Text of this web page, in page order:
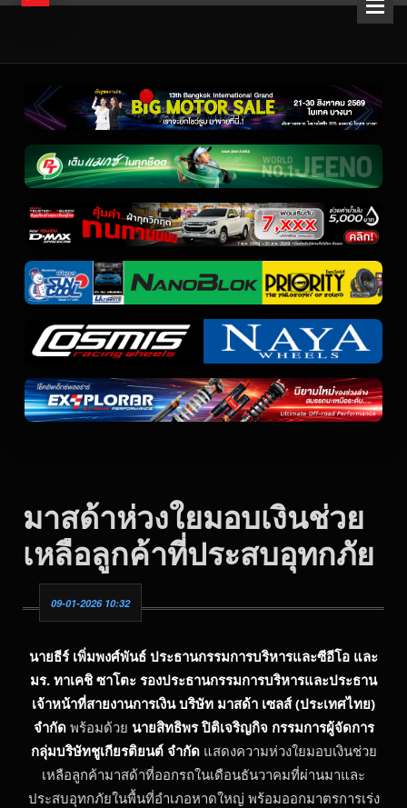
มาสด้าห่วงใยมอบเงินช่วย
เหลือลูกค้าที่ประสบอุทกภัย
09-01-2026 10:32
นายธีร์ เพิ่มพงศ์พันธ์ ประธานกรรมการบริหารและซีอีโอ และ
มร. ทาเคชิ ซาโตะ รองประธานกรรมการบริหารและประธาน
เจ้าหน้าที่สายงานการเงิน บริษัท มาสด้า เซลส์ (ประเทศไทย)
จำกัดพร้อมด้วย นายสิทธิพร ปิติเจริญกิจ กรรมการผู้จัดการ
กลุ่มบริษัทชูเกียรติยนต์ จำกัดแสดงความห่วงใยมอบเงินช่วย
เหลือลูกค้ามาสด้าที่ออกรถในเดือนธันวาคมที่ผ่านมาและ
ประสบอุทกภัยในพื้นที่อำเภอหาดใหญ่ พร้อมออกมาตรการเร่ง